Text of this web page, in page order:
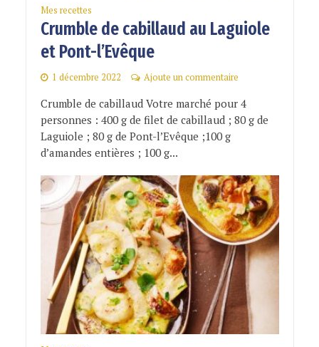
Mes recettes
Crumble de cabillaud au Laguiole
et Pont-l’Evêque
1 décembre 2022 Ajoute un commentaire
Crumble de cabillaud Votre marché pour 4
personnes : 400 g de filet de cabillaud ; 80 g de
Laguiole ; 80 g de Pont-l’Evêque ;100 g
d’amandes entières ; 100 g...